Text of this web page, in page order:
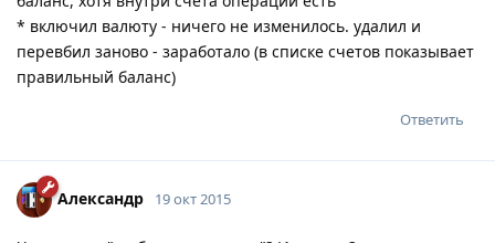
* включил валюту - ничего не изменилось. удалил и
перевбил заново - заработало (в списке счетов показывает
правильный баланс)
Ответить
Александр 19 окт 2015